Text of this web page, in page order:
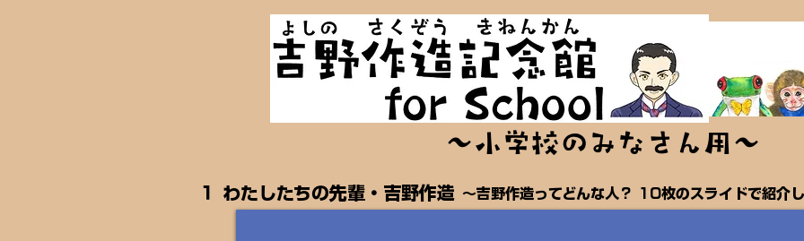
～小学校のみなさん用～
１ わたしたちの先輩・吉野作造 ～吉野作造ってどんな人？ 10枚のスライドで紹介